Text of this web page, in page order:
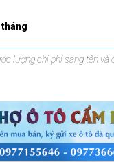
lượng chi phí sang tên và